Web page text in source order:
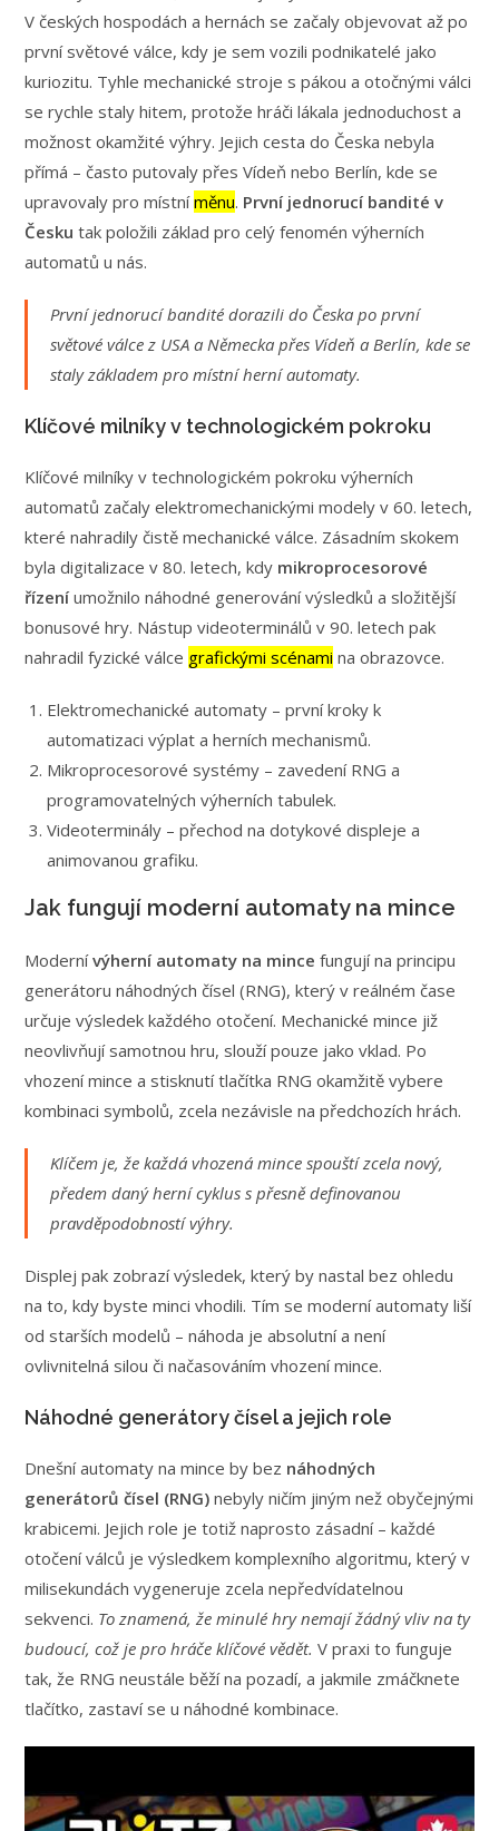
V českých hospodách a hernách se začaly objevovat až po
první světové válce, kdy je sem vozili podnikatelé jako
kuriozitu. Tyhle mechanické stroje s pákou a otočnými válci
se rychle staly hitem, protože hráči lákala jednoduchost a
možnost okamžité výhry. Jejich cesta do Česka nebyla
přímá – často putovaly přes Vídeň nebo Berlín, kde se
upravovaly pro místníměnu. První jednorucí bandité v
Česku tak položili základ pro celý fenomén výherních
automatů u nás.
První jednorucí bandité dorazili do Česka po první
světové válce z USA a Německa přes Vídeň a Berlín, kde se
staly základem pro místní herní automaty.
Klíčové milníky v technologickém pokroku
Klíčové milníky v technologickém pokroku výherních
automatů začaly elektromechanickými modely v 60. letech,
které nahradily čistě mechanické válce. Zásadním skokem
byla digitalizace v 80. letech, kdy mikroprocesorové
řízení umožnilo náhodné generování výsledků a složitější
bonusové hry. Nástup videoterminálů v 90. letech pak
nahradil fyzické válce grafickými scénami na obrazovce.
Elektromechanické automaty – první kroky k
automatizaci výplat a herních mechanismů.
Mikroprocesorové systémy – zavedení RNG a
programovatelných výherních tabulek.
Videoterminály – přechod na dotykové displeje a
animovanou grafiku.
Jak fungují moderní automaty na mince
Modernívýherní automaty na mince fungují na principu
generátoru náhodných čísel (RNG), který v reálném čase
určuje výsledek každého otočení. Mechanické mince již
neovlivňují samotnou hru, slouží pouze jako vklad. Po
vhození mince a stisknutí tlačítka RNG okamžitě vybere
kombinaci symbolů, zcela nezávisle na předchozích hrách.
Klíčem je, že každá vhozená mince spouští zcela nový,
předem daný herní cyklus s přesně definovanou
pravděpodobností výhry.
Displej pak zobrazí výsledek, který by nastal bez ohledu
na to, kdy byste minci vhodili. Tím se moderní automaty liší
od starších modelů – náhoda je absolutní a není
ovlivnitelná silou či načasováním vhození mince.
Náhodné generátory čísel a jejich role
Dnešní automaty na mince by bez náhodných
generátorů čísel (RNG) nebyly ničím jiným než obyčejnými
krabicemi. Jejich role je totiž naprosto zásadní – každé
otočení válců je výsledkem komplexního algoritmu, který v
milisekundách vygeneruje zcela nepředvídatelnou
sekvenci. To znamená, že minulé hry nemají žádný vliv na ty
budoucí, což je pro hráče klíčové vědět. V praxi to funguje
tak, že RNG neustále běží na pozadí, a jakmile zmáčknete
tlačítko, zastaví se u náhodné kombinace.